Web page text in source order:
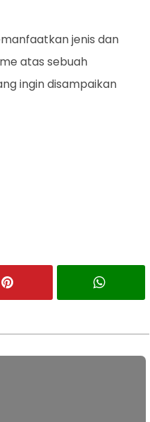
jenis dan
atas sebuah
ingin disampaikan